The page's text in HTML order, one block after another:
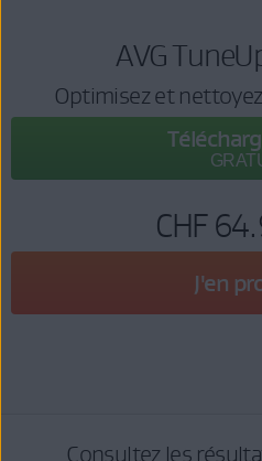
AVG
Optimisez et
CHF
J'en
Consultez les